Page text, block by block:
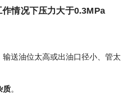
情况下压力大于0.3MPa
输送油位太高或出油口径小、管太
质。